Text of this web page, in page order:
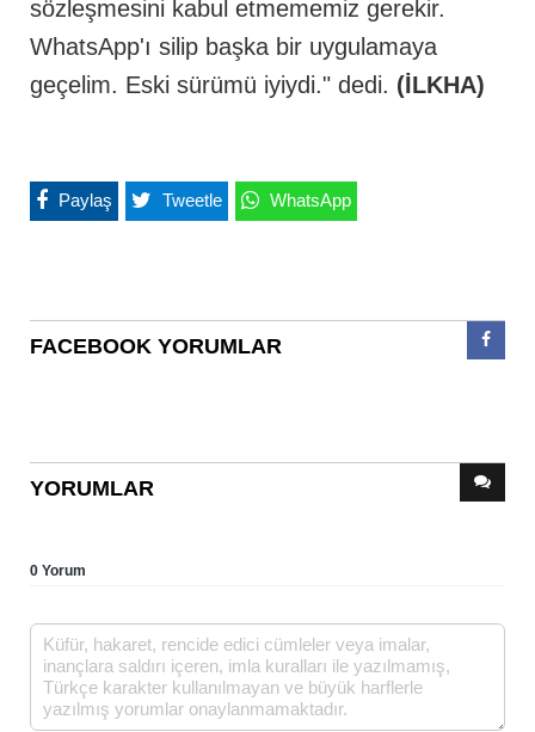
sözleşmesini kabul etmememiz gerekir.
WhatsApp'ı silip başka bir uygulamaya
geçelim. Eski sürümü iyiydi." dedi. (İLKHA)
Paylaş Tweetle WhatsApp
FACEBOOK YORUMLAR
YORUMLAR
0 Yorum